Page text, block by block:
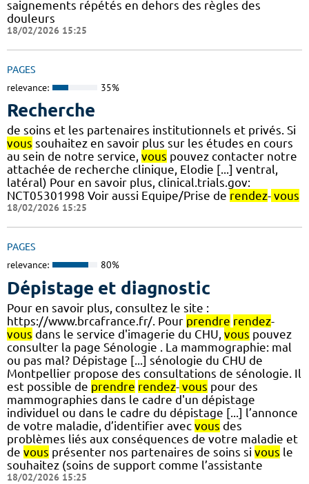
saignements répétés en dehors des règles des
douleurs
18/02/2026 15:25
PAGES
relevance: 35%
Recherche
de soins et les partenaires institutionnels et privés. Si
vous souhaitez en savoir plus sur les études en cours
au sein de notre service, vous pouvez contacter notre
attachée de recherche clinique, Elodie [...] ventral,
latéral) Pour en savoir plus, clinical.trials.gov:
NCT05301998 Voir aussi Equipe/Prise de rendez- vous
18/02/2026 15:25
PAGES
relevance: 80%
Dépistage et diagnostic
Pour en savoir plus, consultez le site :
https://www.brcafrance.fr/. Pour prendre rendez-
vous dans le service d'imagerie du CHU, vous pouvez
consulter la page Sénologie . La mammographie: mal
ou pas mal? Dépistage [...] sénologie du CHU de
Montpellier propose des consultations de sénologie. Il
est possible de prendre rendez- vous pour des
mammographies dans le cadre d'un dépistage
individuel ou dans le cadre du dépistage [...] l’annonce
de votre maladie, d’identifier avec vous des
problèmes liés aux conséquences de votre maladie et
de vous présenter nos partenaires de soins si vous le
souhaitez (soins de support comme l’assistante
18/02/2026 15:25